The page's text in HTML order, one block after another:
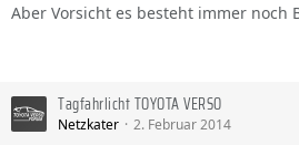
Aber Vorsicht es besteht immer noch
Tagfahrlicht TOYOTA VERSO
Netzkater 2. Februar 2014